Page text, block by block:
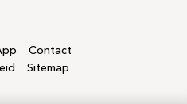
Contact
Sitemap